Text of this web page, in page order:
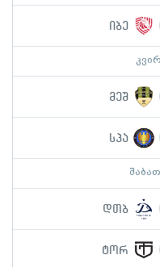
იბე
მეშ
სპა
დთბ
ტორ